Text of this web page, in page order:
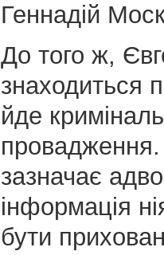
Геннадій
До того ж,
знаходиться
йде
зазначає
інформація
бути